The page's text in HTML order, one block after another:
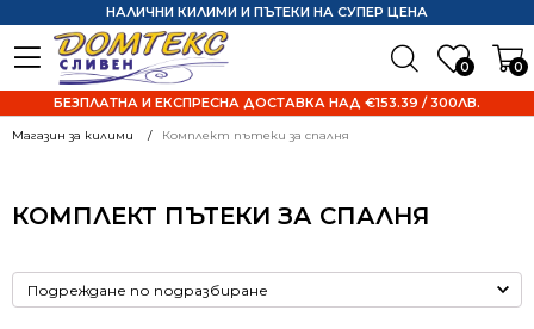
0 0
НАЛИЧНИ КИЛИМИ И ПЪТЕКИ НА СУПЕР ЦЕНА
БЕЗПЛАТНА И ЕКСПРЕСНА ДОСТАВКА НАД €153.39 / 300ЛВ.
Магазин за килими Комплект пътеки за спалня
КОМПЛЕКТ ПЪТЕКИ ЗА СПАЛНЯ